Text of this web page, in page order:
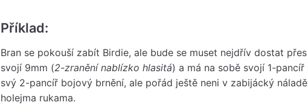
Příklad:
Bran se pokouší zabít Birdie, ale bude se muset nejdřív dostat
svojí 9mm (2-zranění nablízko hlasitá) a má na sobě svojí 1-
svý 2-pancíř bojový brnění, ale pořád ještě neni v zabijácký
holejma rukama.